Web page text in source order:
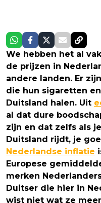
We hebben het al
de prijzen in
andere landen. Er
die hun sigaretten
Duitsland halen. Uit
al dat dure
zijn en dat zelfs als
Duitsland rijdt, je
Nederlandse inflatie
Europese
merken
Duitser die hier in
wist niet wat ze